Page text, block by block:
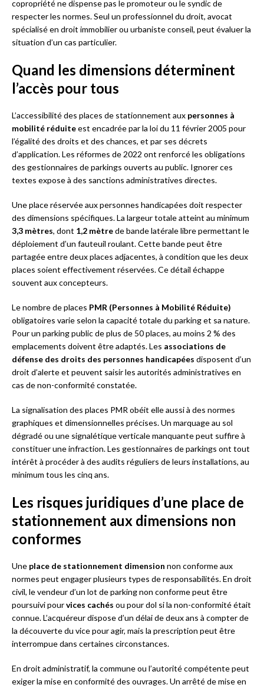
copropriété ne dispense pas le promoteur ou le syndic de
respecter les normes. Seul un professionnel du droit, avocat
spécialisé en droit immobilier ou urbaniste conseil, peut évaluer la
situation d’un cas particulier.
Quand les dimensions déterminent
l’accès pour tous
L’accessibilité des places de stationnement aux personnes à
mobilité réduiteest encadrée par la loi du 11 février 2005 pour
l’égalité des droits et des chances, et par ses décrets
d’application. Les réformes de 2022 ont renforcé les obligations
des gestionnaires de parkings ouverts au public. Ignorer ces
textes expose à des sanctions administratives directes.
Une place réservée aux personnes handicapées doit respecter
des dimensions spécifiques. La largeur totale atteint au minimum
3,3 mètres, dont 1,2 mètrede bande latérale libre permettant le
déploiement d’un fauteuil roulant. Cette bande peut être
partagée entre deux places adjacentes, à condition que les deux
places soient effectivement réservées. Ce détail échappe
souvent aux concepteurs.
Le nombre de places PMR (Personnes à Mobilité Réduite)
obligatoires varie selon la capacité totale du parking et sa nature.
Pour un parking public de plus de 50 places, au moins 2 % des
emplacements doivent être adaptés. Les associations de
défense des droits des personnes handicapées disposent d’un
droit d’alerte et peuvent saisir les autorités administratives en
cas de non-conformité constatée.
La signalisation des places PMR obéit elle aussi à des normes
graphiques et dimensionnelles précises. Un marquage au sol
dégradé ou une signalétique verticale manquante peut suffire à
constituer une infraction. Les gestionnaires de parkings ont tout
intérêt à procéder à des audits réguliers de leurs installations, au
minimum tous les cinq ans.
Les risques juridiques d’une place de
stationnement aux dimensions non
conformes
Une place de stationnement dimension non conforme aux
normes peut engager plusieurs types de responsabilités. En droit
civil, le vendeur d’un lot de parking non conforme peut être
poursuivi pourvices cachés ou pour dol si la non-conformité était
connue. L’acquéreur dispose d’un délai de deux ans à compter de
la découverte du vice pour agir, mais la prescription peut être
interrompue dans certaines circonstances.
En droit administratif, la commune ou l’autorité compétente peut
exiger la mise en conformité des ouvrages. Un arrêté de mise en